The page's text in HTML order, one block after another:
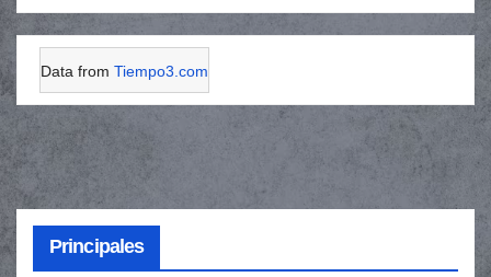
Data from Tiempo3.com
Principales